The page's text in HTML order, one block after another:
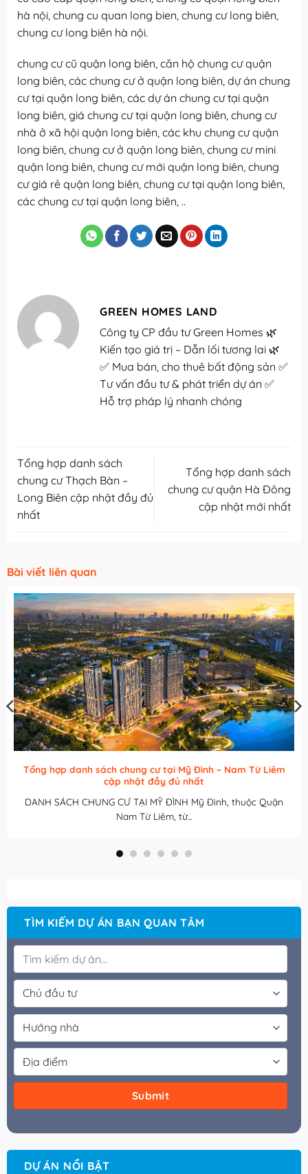
hà nội, chung cu quan long bien, chung cư long biên,
chung cư long biên hà nội.
chung cư cũ quận long biên, căn hộ chung cư quận
long biên, các chung cư ở quận long biên, dự án chung
cư tại quận long biên, các dự án chung cư tại quận
long biên, giá chung cư tại quận long biên, chung cư
nhà ở xã hội quận long biên, các khu chung cư quận
long biên, chung cư ở quận long biên, chung cư mini
quận long biên, chung cư mới quận long biên, chung
cư giá rẻ quận long biên, chung cư tại quận long biên,
các chung cư tại quận long biên, ..
GREEN HOMES LAND
Công ty CP đầu tư Green Homes 🌿
Kiến tạo giá trị – Dẫn lối tương lai 🌿
✅ Mua bán, cho thuê bất động sản ✅
Tư vấn đầu tư & phát triển dự án ✅
Hỗ trợ pháp lý nhanh chóng
Tổng hợp danh sách
chung cư Thạch Bàn –
Long Biên cập nhật đầy đủ
nhất
Tổng hợp danh sách
chung cư quận Hà Đông
cập nhật mới nhất
Bài viết liên quan
Tổng hợp danh sách chung cư tại Mễ Trì – Nam Từ Liêm cập
nhật đầy đủ nhất
DANH SÁCH CHUNG CƯ TẠI MỄ TRÌ Mễ Trì, thuộc Quận Nam
Từ Liêm, đã...
TÌM KIẾM DỰ ÁN BẠN QUAN TÂM
DỰ ÁN NỔI BẬT